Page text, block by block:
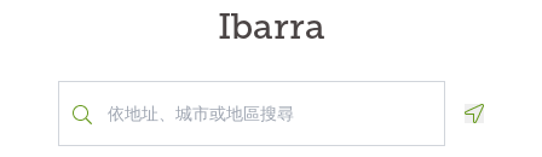
Ibarra